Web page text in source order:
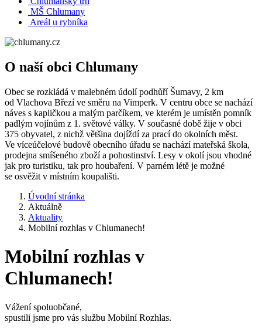
MŠ Chlumany
Areál u rybníka
O naší obci Chlumany
Obec se rozkládá v malebném údolí podhůří Šumavy, 2 km
od Vlachova Březí ve směru na Vimperk. V centru obce se nachází
náves s kapličkou a malým parčíkem, ve kterém je umístěn pomník
padlým vojínům z 1. světové války. V současné době žije v obci
375 obyvatel, z nichž většina dojíždí za prací do okolních měst.
Ve víceúčelové budově obecního úřadu se nachází mateřská škola,
prodejna smíšeného zboží a pohostinství. Lesy v okolí jsou vhodné
jak pro turistiku, tak pro houbaření. V parném létě je možné
se osvěžit v místním koupališti.
Úvodní stránka
Aktuálně
Aktuality
Mobilní rozhlas v Chlumanech!
Mobilní rozhlas v
Chlumanech!
Vážení spoluobčané,
spustili jsme pro vás službu Mobilní Rozhlas.